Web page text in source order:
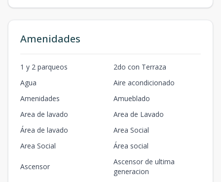
Amenidades
1 y 2 parqueos
2do con Terraza
Agua
Aire acondicionado
Amenidades
Amueblado
Area de lavado
Area de Lavado
Área de lavado
Area Social
Area Social
Área social
Ascensor
Ascensor de ultima
generacion